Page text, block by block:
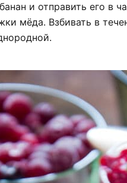
и отправить его в
мёда. Взбивать в